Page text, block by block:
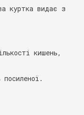
куртка видає з
кишень,